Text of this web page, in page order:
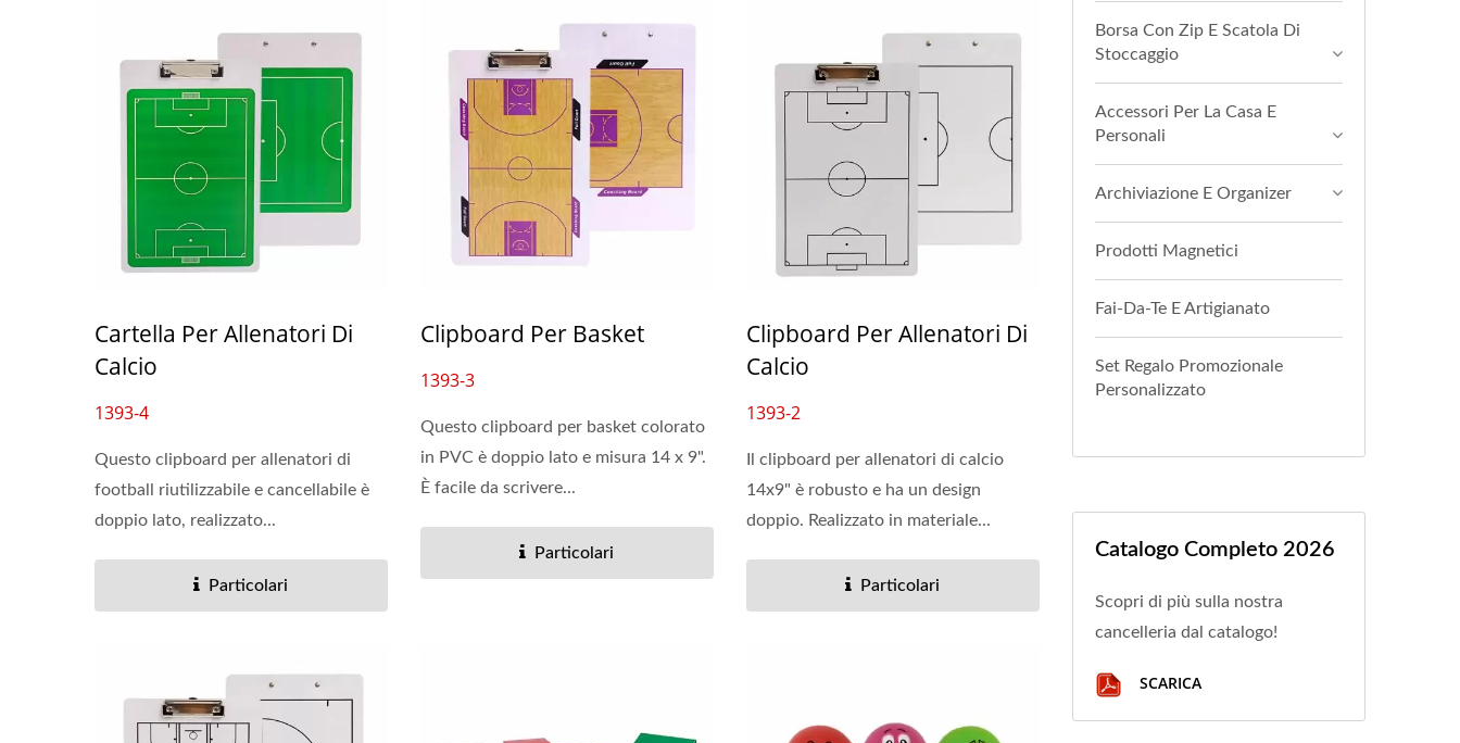
Cartella Per Allenatori Di
Calcio
1393-4
Questo clipboard per allenatori di
football riutilizzabile e cancellabile è
doppio lato, realizzato...
Particolari
Clipboard Per Basket
1393-3
Questo clipboard per basket colorato
in PVC è doppio lato e misura 14 x 9".
È facile da scrivere...
Particolari
Clipboard Per Allenatori Di
Calcio
1393-2
Il clipboard per allenatori di calcio
14x9" è robusto e ha un design
doppio. Realizzato in materiale...
Particolari
Borsa Con Zip E Scatola Di
Stoccaggio
Accessori Per La Casa E
Personali
Archiviazione E Organizer
Prodotti Magnetici
Fai-Da-Te E Artigianato
Set Regalo Promozionale
Personalizzato
Catalogo Completo 2026
Scopri di più sulla nostra
cancelleria dal catalogo!
SCARICA